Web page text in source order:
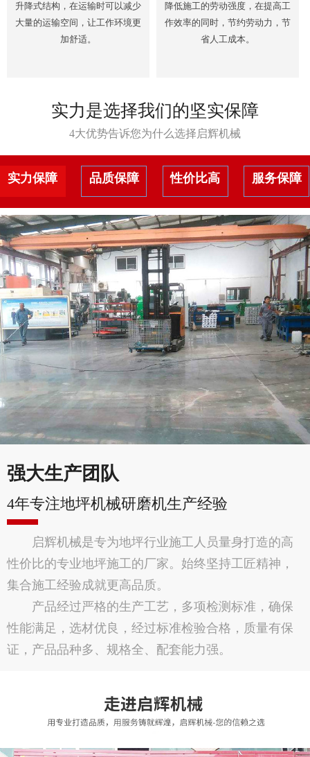
升降式结构，在运输时可以减少
大量的运输空间，让工作环境更
加舒适。
降低施工的劳动强度，在提高工
作效率的同时，节约劳动力，节
省人工成本。
实力是选择我们的坚实保障
4大优势告诉您为什么选择启辉机械
实力保障 品质保障 性价比高 服务保障
强大生产团队
4年专注地坪机械研磨机生产经验
启辉机械是专为地坪行业施工人员量身打造的高
性价比的专业地坪施工的厂家。始终坚持工匠精神，
集合施工经验成就更高品质。
产品经过严格的生产工艺，多项检测标准，确保
性能满足，选材优良，经过标准检验合格，质量有保
证，产品品种多、规格全、配套能力强。